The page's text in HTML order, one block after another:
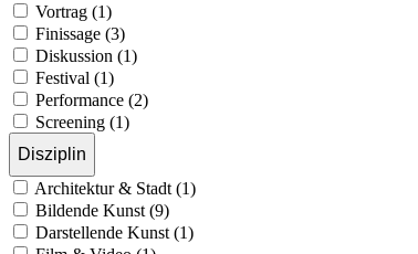
Vortrag (1)
Finissage (3)
Diskussion (1)
Festival (1)
Performance (2)
Screening (1)
Disziplin
Architektur & Stadt (1)
Bildende Kunst (9)
Darstellende Kunst (1)